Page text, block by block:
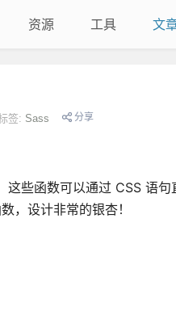
资源 工具 文
签: Sass 分享
这些函数可以通过 CSS 语
，设计非常的银杏！